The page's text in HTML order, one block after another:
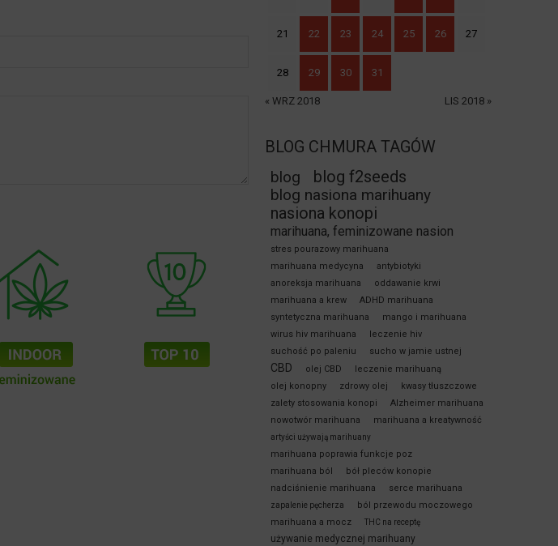
21 22 23 24 25 26 27
28 29 30 31
« WRZ 2018 LIS 2018 »
BLOG CHMURA TAGÓW
blog blog f2seeds
blog nasiona marihuany
nasiona konopi
marihuana, feminizowane nasion
stres pourazowy marihuana
marihuana medycyna
antybiotyki
anoreksja marihuana
oddawanie krwi
marihuana a krew
ADHD marihuana
syntetyczna marihuana
mango i marihuana
wirus hiv marihuana
leczenie hiv
suchość po paleniu
sucho w jamie ustnej
CBD olej CBD
leczenie marihuaną
olej konopny
zdrowy olej
kwasy tłuszczowe
zalety stosowania konopi
Alzheimer marihuana
nowotwór marihuana
marihuana a kreatywność
artyści używają marihuany
marihuana poprawia funkcje poz
marihuana ból
bół pleców konopie
nadciśnienie marihuana
serce marihuana
zapalenie pęcherza
ból przewodu moczowego
marihuana a mocz
THC na receptę
używanie medycznej marihuany